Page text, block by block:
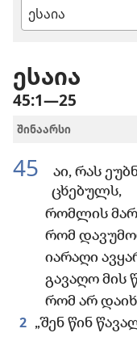
ბიბლიის
ესაია
45:1—25
შინაარსი
45 აი, რას
ცხებულს,
რომლის
რომ
იარაღი
გავაღო მის
რომ არ
2 „შენ წინ